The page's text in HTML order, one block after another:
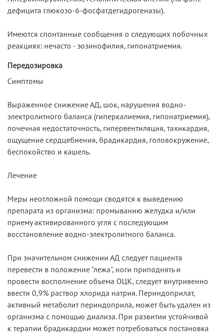
дефицита глюкозо-6-фосфатдегидрогеназы).
Имеются спонтанные сообщения о следующих побочных
реакциях: нечасто - эозинофилия, гипонатриемия.
Передозировка
Симптомы
Выраженное снижение АД, шок, нарушения водно-
электролитного баланса (гиперкалиемия, гипонатриемия),
почечная недостаточность, гипервентиляция, тахикардия,
ощущение сердцебиения, брадикардия, головокружение,
беспокойство и кашель.
Лечение
Меры неотложной помощи сводятся к выведению
препарата из организма: промыванию желудка и/или
приему активированного угля с последующим
восстановление водно-электролитного баланса.
При значительном снижении АД следует пациента
перевести в положение "лежа", ноги приподнять и
провести восполнение объема ОЦК, следует внутривенно
ввести 0,9% раствор хлорида натрия. Периндоприлат,
активный метаболит периндоприла, может быть удален из
организма с помощью диализа. При развитии устойчивой
к терапии брадикардии может потребоваться постановка